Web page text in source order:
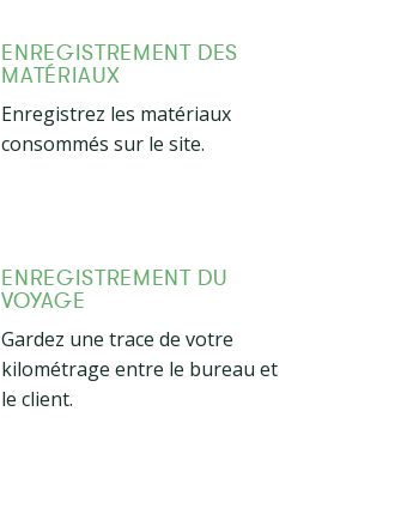
ENREGISTREMENT DES
MATÉRIAUX
Enregistrez les matériaux
consommés sur le site.
ENREGISTREMENT DU
VOYAGE
Gardez une trace de votre
kilométrage entre le bureau et
le client.